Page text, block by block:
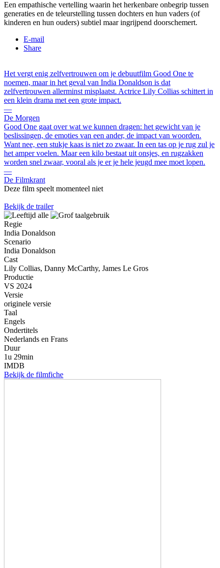
Een empathische vertelling waarin het herkenbare onbegrip tussen
generaties en de teleurstelling tussen dochters en hun vaders (of
kinderen en hun ouders) subtiel maar ingrijpend doorschemert.
E-mail
Share
Het vergt enig zelfvertrouwen om je debuutfilm Good One te
noemen, maar in het geval van India Donaldson is dat
zelfvertrouwen allerminst misplaatst. Actrice Lily Collias schittert in
een klein drama met een grote impact.
―
De Morgen
Good One gaat over wat we kunnen dragen: het gewicht van je
beslissingen, de emoties van een ander, de impact van woorden.
Want nee, een stukje kaas is niet zo zwaar. In een tas op je rug zul je
het amper voelen. Maar een kilo bestaat uit onsjes, en rugzakken
worden snel zwaar, vooral als je er je hele jeugd mee moet lopen.
―
De Filmkrant
Deze film speelt momenteel niet
Bekijk de trailer
Regie
India Donaldson
Scenario
India Donaldson
Cast
Lily Collias, Danny McCarthy, James Le Gros
Productie
VS 2024
Versie
originele versie
Taal
Engels
Ondertitels
Nederlands en Frans
Duur
1u 29min
IMDB
Bekijk de filmfiche